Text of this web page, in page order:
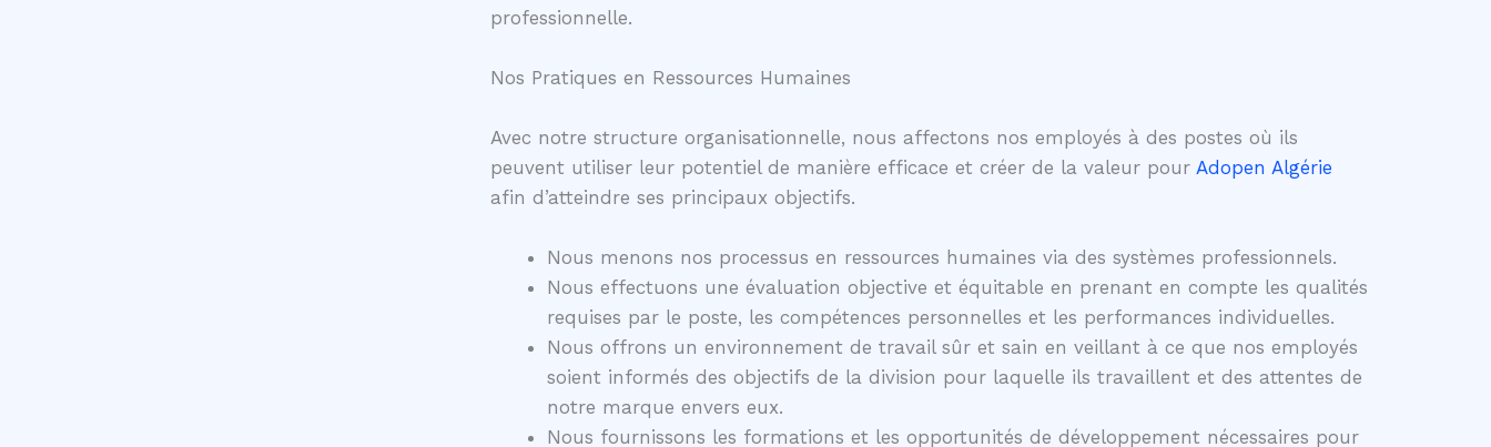
professionnelle.
Nos Pratiques en Ressources Humaines
Avec notre structure organisationnelle, nous affectons nos employés à des postes où ils
peuvent utiliser leur potentiel de manière efficace et créer de la valeur pourAdopen Algérie
afin d’atteindre ses principaux objectifs.
Nous menons nos processus en ressources humaines via des systèmes professionnels.
Nous effectuons une évaluation objective et équitable en prenant en compte les qualités
requises par le poste, les compétences personnelles et les performances individuelles.
Nous offrons un environnement de travail sûr et sain en veillant à ce que nos employés
soient informés des objectifs de la division pour laquelle ils travaillent et des attentes de
notre marque envers eux.
Nous fournissons les formations et les opportunités de développement nécessaires pour